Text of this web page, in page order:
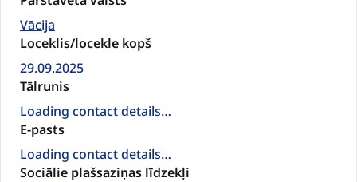
Vācija
Loceklis/locekle kopš
29.09.2025
Tālrunis
Loading contact details…
E-pasts
Loading contact details…
Sociālie plašsaziņas līdzekļi